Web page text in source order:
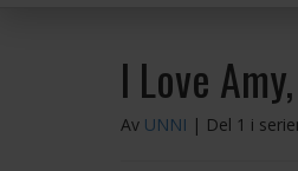
I Love
Av UNNI | Del 1 i